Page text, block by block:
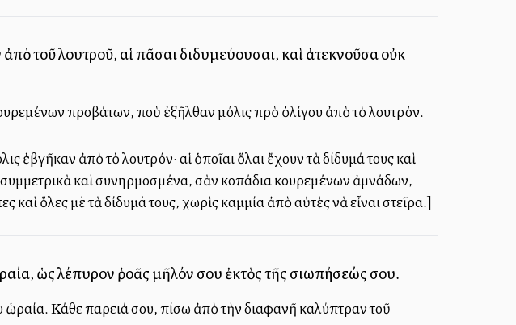
τοῦ λουτροῦ, αἱ πᾶσαι διδυμεύουσαι, καὶ ἀτεκνοῦσα οὐκ
προβάτων, ποὺ ἐξῆλθαν μόλις πρὸ ὀλίγου ἀπὸ τὸ λουτρόν.
ἀπὸ τὸ λουτρόν· αἱ ὁποῖαι ὅλαι ἔχουν τὰ δίδυμά τους καὶ
καὶ συνηρμοσμένα, σὰν κοπάδια κουρεμένων ἀμνάδων,
ὅλες μὲ τὰ δίδυμά τους, χωρὶς καμμία ἀπὸ αὐτὲς νὰ εἶναι στεῖρα.]
ὡς λέπυρον ῥοᾶς μῆλόν σου ἐκτὸς τῆς σιωπήσεώς σου.
ὡραία. Κάθε παρειά σου, πίσω ἀπὸ τὴν διαφανῆ καλύπτραν τοῦ